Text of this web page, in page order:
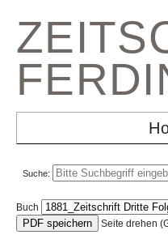
Suche:
Buch
Seite drehen